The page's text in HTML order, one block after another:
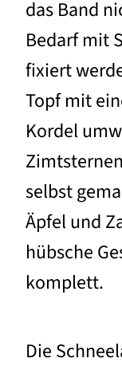
das Band
Bedarf mit
fixiert
Topf mit
Kordel
selbst
Äpfel und
hübsche
komplett.
Die